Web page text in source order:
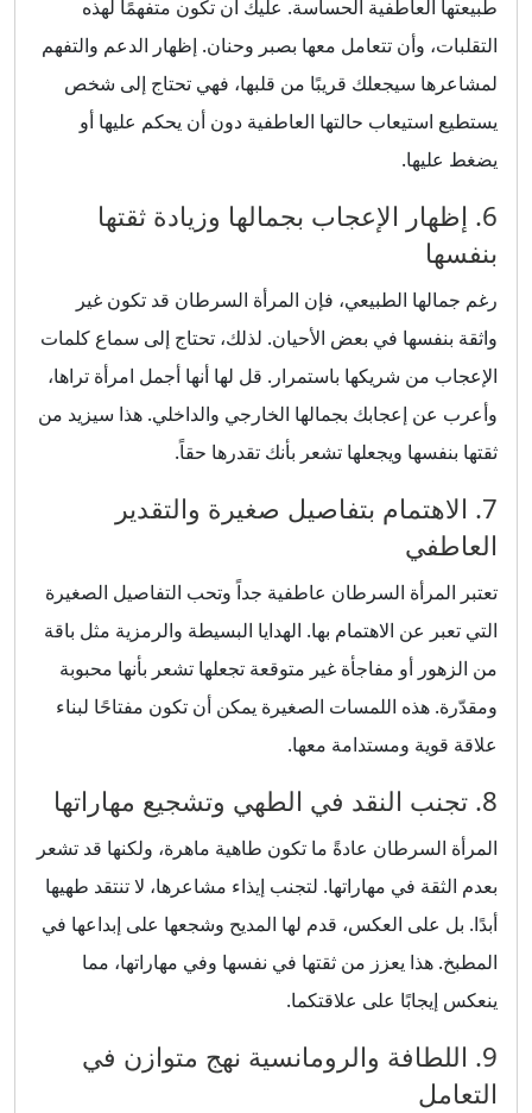
طبيعتها العاطفية الحساسة. عليك أن تكون متفهمًا لهذه
التقلبات، وأن تتعامل معها بصبر وحنان. إظهار الدعم والتفهم
لمشاعرها سيجعلك قريبًا من قلبها، فهي تحتاج إلى شخص
يستطيع استيعاب حالتها العاطفية دون أن يحكم عليها أو
يضغط عليها.
6. إظهار الإعجاب بجمالها وزيادة ثقتها
بنفسها
رغم جمالها الطبيعي، فإن المرأة السرطان قد تكون غير
واثقة بنفسها في بعض الأحيان. لذلك، تحتاج إلى سماع كلمات
الإعجاب من شريكها باستمرار. قل لها أنها أجمل امرأة تراها،
وأعرب عن إعجابك بجمالها الخارجي والداخلي. هذا سيزيد من
ثقتها بنفسها ويجعلها تشعر بأنك تقدرها حقاً.
7. الاهتمام بتفاصيل صغيرة والتقدير
العاطفي
تعتبر المرأة السرطان عاطفية جداً وتحب التفاصيل الصغيرة
التي تعبر عن الاهتمام بها. الهدايا البسيطة والرمزية مثل باقة
من الزهور أو مفاجأة غير متوقعة تجعلها تشعر بأنها محبوبة
ومقدّرة. هذه اللمسات الصغيرة يمكن أن تكون مفتاحًا لبناء
علاقة قوية ومستدامة معها.
8. تجنب النقد في الطهي وتشجيع مهاراتها
المرأة السرطان عادةً ما تكون طاهية ماهرة، ولكنها قد تشعر
بعدم الثقة في مهاراتها. لتجنب إيذاء مشاعرها، لا تنتقد طهيها
أبدًا. بل على العكس، قدم لها المديح وشجعها على إبداعها في
المطبخ. هذا يعزز من ثقتها في نفسها وفي مهاراتها، مما
ينعكس إيجابًا على علاقتكما.
9. اللطافة والرومانسية نهج متوازن في
التعامل